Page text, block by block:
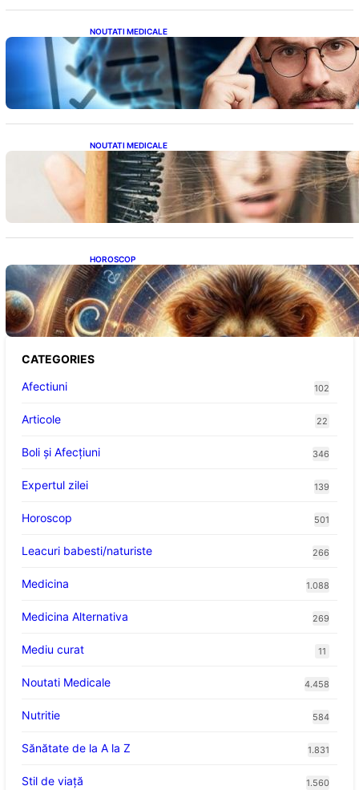
NOUTATI MEDICALE
Inteligența dincolo de note: Semnele unui IQ
ridicat care nu țin de școală
NOUTATI MEDICALE
Semnele unei deficiențe de proteine:
Impactul asupra sănătății tale
HOROSCOP
Portalul Leului 8/8: Oportunități de
Abundență pentru Cinci Zodii în 2026
CATEGORIES
Afectiuni
102
Articole 22
Boli și Afecțiuni 346
Expertul zilei 139
Horoscop 501
Leacuri babesti/naturiste 266
Medicina 1.088
Medicina Alternativa 269
Mediu curat 11
Noutati Medicale 4.458
Nutritie 584
Sănătate de la A la Z 1.831
Stil de viaţă 1.560